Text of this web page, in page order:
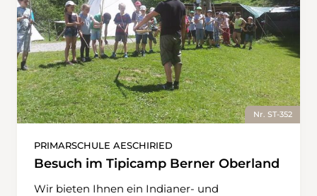
Nr. ST-352
PRIMARSCHULE AESCHIRIED
Besuch im Tipicamp Berner Oberland
Wir bieten Ihnen ein Indianer- und